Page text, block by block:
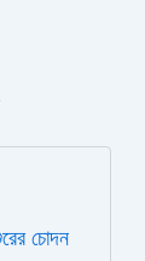
চোদন